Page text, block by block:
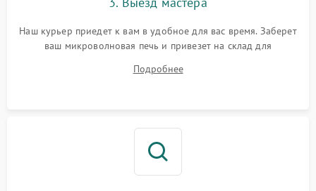
Наш курьер приедет к вам в удобное для вас время. Заберет
ваш микроволновая печь и привезет на склад для
Подробнее